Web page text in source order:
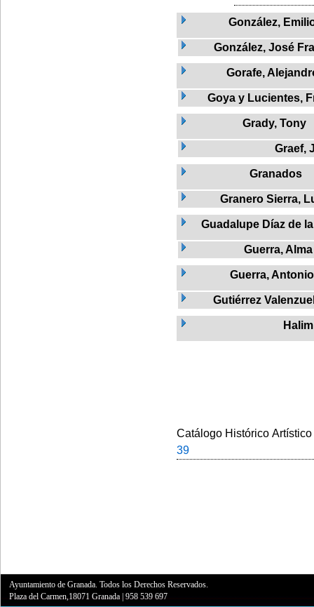
González,
González, José
Gorafe,
Goya y Lucientes,
Grady, Tony
Graef,
Granados
Granero Sierra,
Guadalupe Díaz de
Guerra, Alma
Guerra, Antonio
Gutiérrez
Halim
Catálogo Histórico
39
Ayuntamiento de Granada. Todos los Derechos Reservados.
Plaza del Carmen,18071 Granada |958 539 697